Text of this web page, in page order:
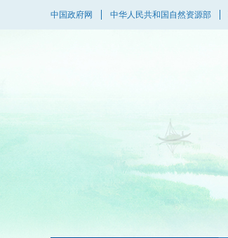
中国政府网 中华人民共和国自然资源部